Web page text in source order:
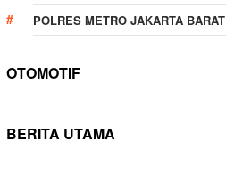
POLRES METRO JAKARTA BARAT
OTOMOTIF
BERITA UTAMA